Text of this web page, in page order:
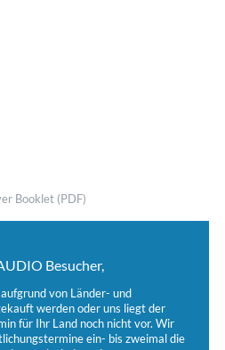
Booklet (PDF)
Besucher,
von Länder- und
werden oder uns liegt der
für Ihr Land noch nicht vor. Wir
ein- bis zweimal die